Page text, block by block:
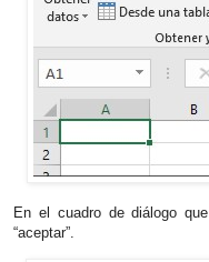
En el cuadro de diálogo
“aceptar”.